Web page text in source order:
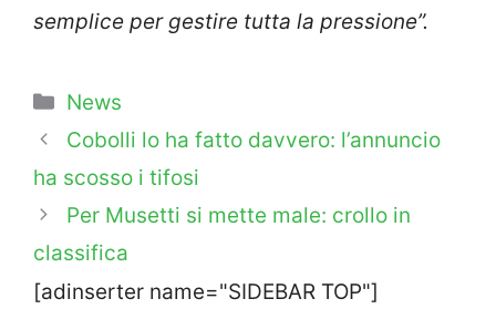
semplice per gestire tutta la pressione”.
Categorie
News
Cobolli lo ha fatto davvero: l’annuncio
ha scosso i tifosi
Per Musetti si mette male: crollo in
classifica
[adinserter name="SIDEBAR TOP"]